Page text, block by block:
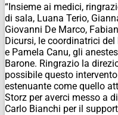
“Insieme ai medici,
di sala, Luana Terio,
Giovanni De Marco,
Dicursi, le coordinatrici
e Pamela Canu, gli
Barone. Ringrazio la
possibile questo
estenuante come quello
Storz per averci messo a
Carlo Bianchi per il